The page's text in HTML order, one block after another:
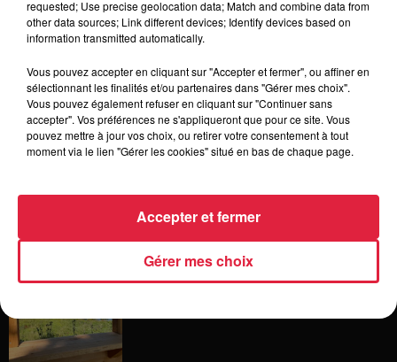
4 août 2026
Vélos d'occasion en Alsace : les
4 août 2026
Bischheim : disparition d’une
4 août 2026
Muttersholtz : après SensoRied,
requested; Use precise geolocation data; Match and combine data from
other data sources; Link different devices; Identify devices based on
information transmitted automatically.
Vous pouvez accepter en cliquant sur "Accepter et fermer", ou affiner en
sélectionnant les finalités et/ou partenaires dans "Gérer mes choix".
Vous pouvez également refuser en cliquant sur "Continuer sans
accepter". Vos préférences ne s'appliqueront que pour ce site. Vous
pouvez mettre à jour vos choix, ou retirer votre consentement à tout
moment via le lien "Gérer les cookies" situé en bas de chaque page.
Gérer mes choix
Accepter et fermer